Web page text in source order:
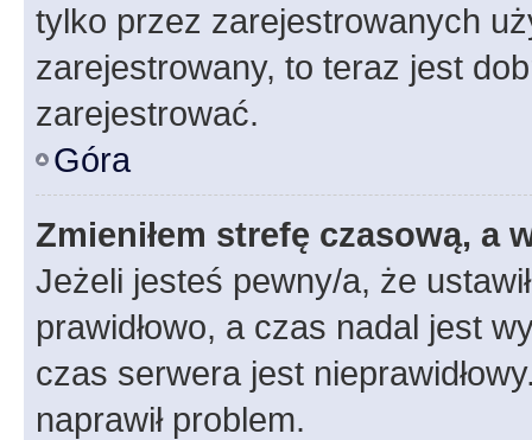
tylko przez zarejestrowanych
zarejestrowany, to teraz jest
zarejestrować.
Góra
Zmieniłem strefę czasową, a
Jeżeli jesteś pewny/a, że
prawidłowo, a czas nadal jest
czas serwera jest
naprawił problem.